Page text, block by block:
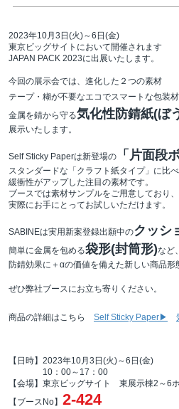
2023年10月3日(火)～6日(金)
東京ビッグサイトにおいて開催されます
JAPAN PACK 2023に出展いたします。
今回の展示会では、進化した２つの素材
テープ・糊が不要なエコでスマートな包装材
金属を錆から守る気化性防錆紙(ぼ
展示いたします。
Self Sticky Paperは新登場の 「片面段
スタンダードな「クラフト紙タイプ」に比べ
緩衝性がアップした注目の素材です。
ブースでは素材サンプルをご用意しており、
実際にお手にとってお試しいただけます。
SABINEは実用新案登録出願中のクッシ
簡単に金属を包める袋形(封筒形)など
防錆効果に＋αの価値を備えた新しい商品形
ぜひ弊社ブースにお立ち寄りください。
​商品の詳細はこちら Self Sticky Paper▶
【日時】2023年10月3日(火)～6日(金)
10：00～17：00
【会場】東京ビッグサイト 東展示棟2～6
【ブース No】 2-424